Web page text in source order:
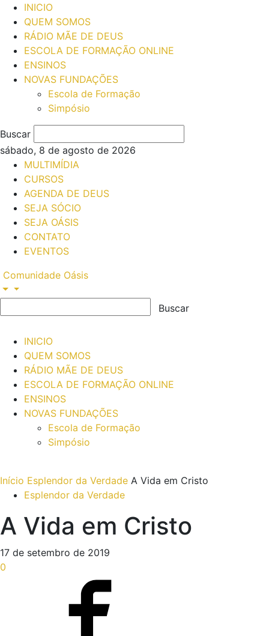
INICIO
QUEM SOMOS
RÁDIO MÃE DE DEUS
ESCOLA DE FORMAÇÃO ONLINE
ENSINOS
NOVAS FUNDAÇÕES
Escola de Formação
Simpósio
Buscar
sábado, 8 de agosto de 2026
MULTIMÍDIA
CURSOS
AGENDA DE DEUS
SEJA SÓCIO
SEJA OÁSIS
CONTATO
EVENTOS
Comunidade Oásis
INICIO
QUEM SOMOS
RÁDIO MÃE DE DEUS
ESCOLA DE FORMAÇÃO ONLINE
ENSINOS
NOVAS FUNDAÇÕES
Escola de Formação
Simpósio
Início Esplendor da Verdade A Vida em Cristo
Esplendor da Verdade
A Vida em Cristo
17 de setembro de 2019
0